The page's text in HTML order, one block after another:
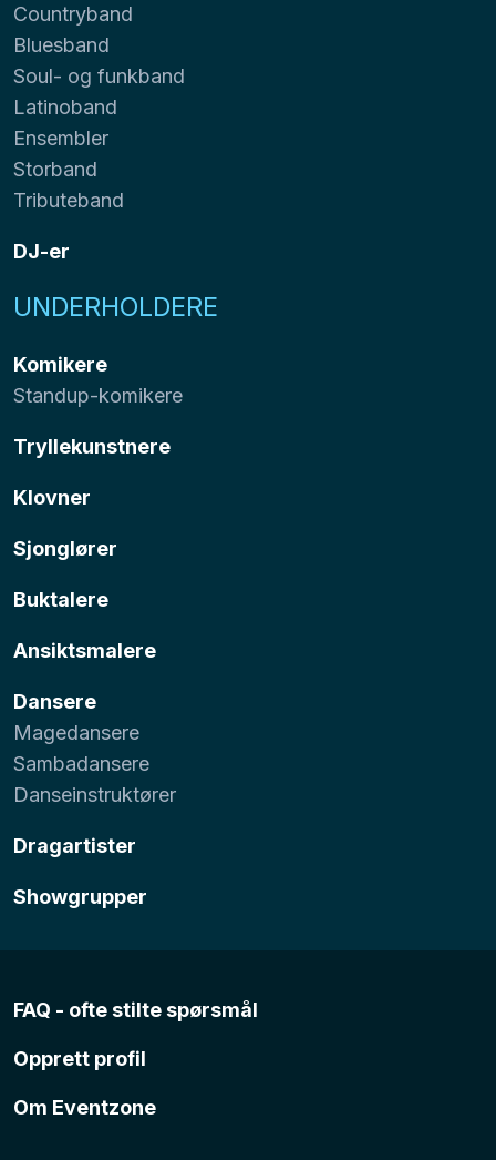
Countryband
Bluesband
Soul- og funkband
Latinoband
Ensembler
Storband
Tributeband
DJ-er
UNDERHOLDERE
Komikere
Standup-komikere
Tryllekunstnere
Klovner
Sjonglører
Buktalere
Ansiktsmalere
Dansere
Magedansere
Sambadansere
Danseinstruktører
Dragartister
Showgrupper
FAQ - ofte stilte spørsmål
Opprett profil
Om Eventzone